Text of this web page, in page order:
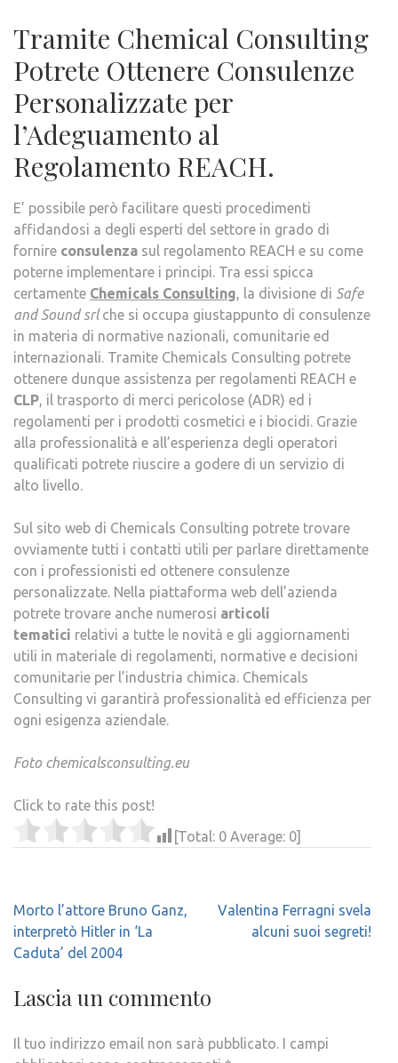
Tramite Chemical Consulting
Potrete Ottenere Consulenze
Personalizzate per
l’Adeguamento al
Regolamento REACH.
E’ possibile però facilitare questi procedimenti
affidandosi a degli esperti del settore in grado di
fornire consulenza sul regolamento REACH e su come
poterne implementare i principi. Tra essi spicca
certamente Chemicals Consulting, la divisione di Safe
and Sound srlche si occupa giustappunto di consulenze
in materia di normative nazionali, comunitarie ed
internazionali. Tramite Chemicals Consulting potrete
ottenere dunque assistenza per regolamenti REACH e
CLP, il trasporto di merci pericolose (ADR) ed i
regolamenti per i prodotti cosmetici e i biocidi. Grazie
alla professionalità e all’esperienza degli operatori
qualificati potrete riuscire a godere di un servizio di
alto livello.
Sul sito web di Chemicals Consulting potrete trovare
ovviamente tutti i contatti utili per parlare direttamente
con i professionisti ed ottenere consulenze
personalizzate. Nella piattaforma web dell’azienda
potrete trovare anche numerosi articoli
tematici relativi a tutte le novità e gli aggiornamenti
utili in materiale di regolamenti, normative e decisioni
comunitarie per l’industria chimica. Chemicals
Consulting vi garantirà professionalità ed efficienza per
ogni esigenza aziendale.
Foto chemicalsconsulting.eu
Click to rate this post!
[Total: 0 Average: 0]
Navigazione
articoli
Morto l’attore Bruno Ganz,
interpretò Hitler in ‘La
Caduta’ del 2004
Valentina Ferragni svela
alcuni suoi segreti!
Lascia un commento
Il tuo indirizzo email non sarà pubblicato. I campi